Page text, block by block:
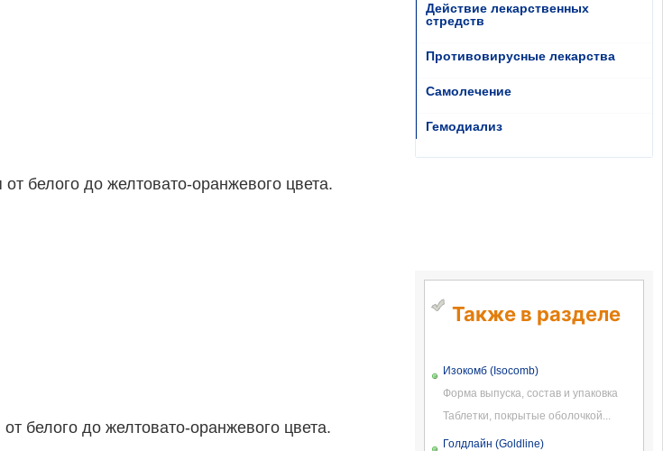
белого до желтовато-оранжевого цвета.
белого до желтовато-оранжевого цвета.
Действие лекарственных
стредств
Противовирусные лекарства
Самолечение
Гемодиализ
Также в разделе
Изокомб (Isocomb)
Форма выпуска, состав и упаковка
Таблетки, покрытые оболочкой...
Голдлайн (Goldline)